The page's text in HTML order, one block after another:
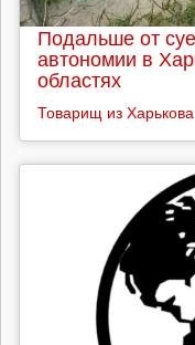
Подальше от
автономии в
областях
Товарищ из Харькова